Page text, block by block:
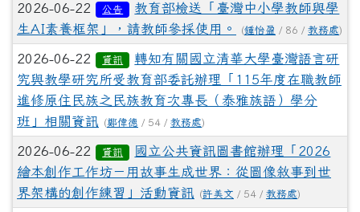
2026-06-22 公告
教育部檢送「臺灣中小學教師與學
生AI素養框架」，請教師參採使用。
(鍾怡盈 / 86 / 教務處)
2026-06-22 資訊
轉知有關國立清華大學臺灣語言研
究與教學研究所受教育部委託辦理「115年度在職教師
進修原住民族之民族教育次專長（泰雅族語）學分
班」相關資訊
(鄭偉德 / 54 / 教務處)
2026-06-22 資訊
國立公共資訊圖書館辦理「2026
繪本創作工作坊－用故事生成世界：從圖像敘事到世
界架構的創作練習」活動資訊
(許美文 / 54 / 教務處)